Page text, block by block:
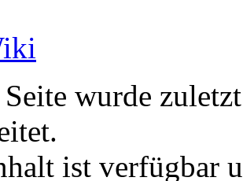
Seite wurde
ist verfügbar